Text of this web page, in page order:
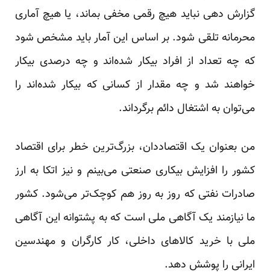
گزارش دهی نباید هیچ رقمی مخفی بماند، یا هیچ آماری
محرمانه تلقی شود. بر اساس این آمار باید مشخص شود
که چه تعداد از افراد بیکار شده‌اند و چه درصدی بیکار
خواهند شد و چه مقدار از کسانی که بیکار شده‌اند را
می‌توان به اشتغال دائم برگرداند.
من بعنوان یک اقتصاد‌دان، بزرگ‌ترین خطر برای اقتصاد
کشور را افزایش بیکاری صنعتی می‌بینم و نیز اتکا به ارز
صادرات نفتی که روز به روز هم کوچک‌تر می‌شود. کشور
ما نیازمند یک آگاهی ملی است که به پشتوانه این آگاهی
ملی با خرید کالاهای داخلی، کار کارگران و مهندسین
ایرانی را پوشش دهد.